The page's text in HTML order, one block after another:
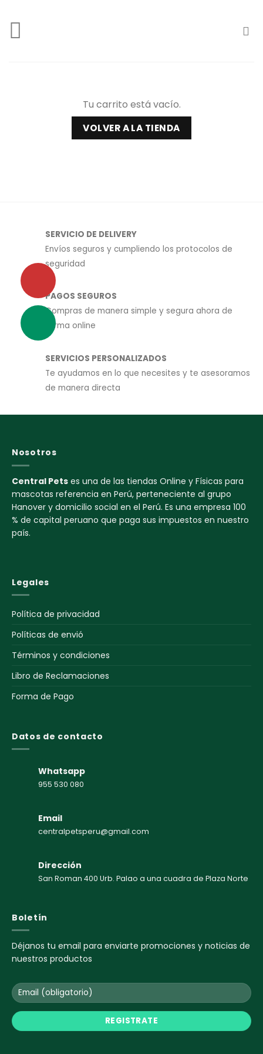
content
Tu carrito está vacío.
VOLVER A LA TIENDA
SERVICIO DE DELIVERY
Envíos seguros y cumpliendo los protocolos de
seguridad
PAGOS SEGUROS
Compras de manera simple y segura ahora de
forma online
SERVICIOS PERSONALIZADOS
Te ayudamos en lo que necesites y te asesoramos
de manera directa
Nosotros
Central Pets es una de las tiendas Online y Físicas para
mascotas referencia en Perú, perteneciente al grupo
Hanover y domicilio social en el Perú. Es una empresa 100
% de capital peruano que paga sus impuestos en nuestro
país.
Legales
Política de privacidad
Políticas de envió
Términos y condiciones
Libro de Reclamaciones
Forma de Pago
Datos de contacto
Whatsapp
955 530 080
Email
centralpetsperu@gmail.com
Dirección
San Roman 400 Urb. Palao a una cuadra de Plaza Norte
Boletín
Déjanos tu email para enviarte promociones y noticias de
nuestros productos